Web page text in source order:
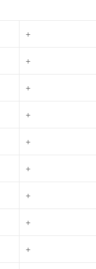
+
+
+
+
+
+
+
+
+